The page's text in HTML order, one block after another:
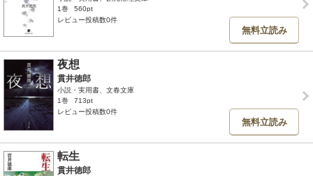
1巻
560pt
レビュー投稿数0件
無料立読み
夜想
貫井徳郎
小説・実用書、文春文庫
1巻
713pt
レビュー投稿数0件
無料立読み
転生
貫井徳郎